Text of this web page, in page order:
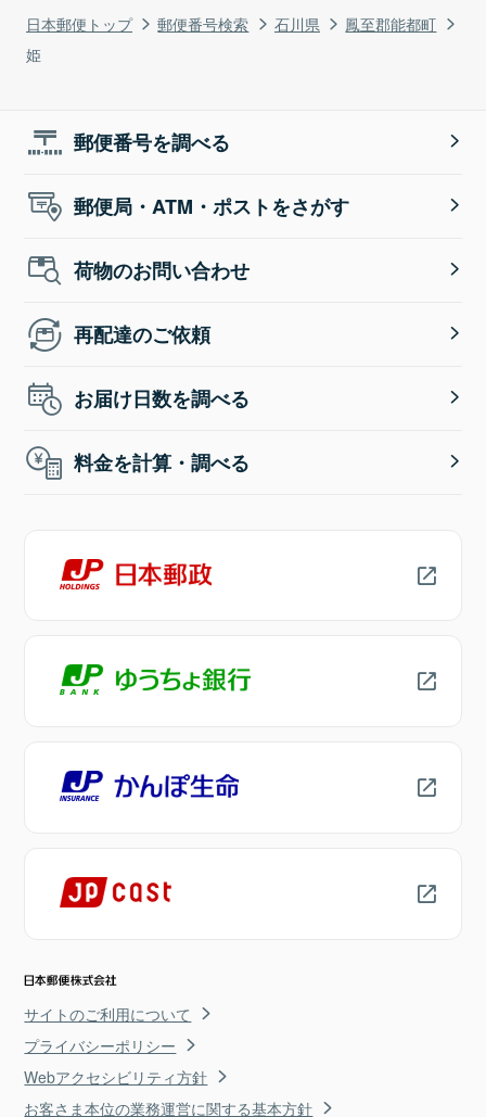
日本郵便トップ 郵便番号検索 石川県
鳳至郡能都町
姫
郵便番号を調べる
郵便局・ATM・ポストをさがす
荷物のお問い合わせ
再配達のご依頼
お届け日数を調べる
料金を計算・調べる
サイトのご利用について
プライバシーポリシー
Webアクセシビリティ方針
お客さま本位の業務運営に関する基本方針